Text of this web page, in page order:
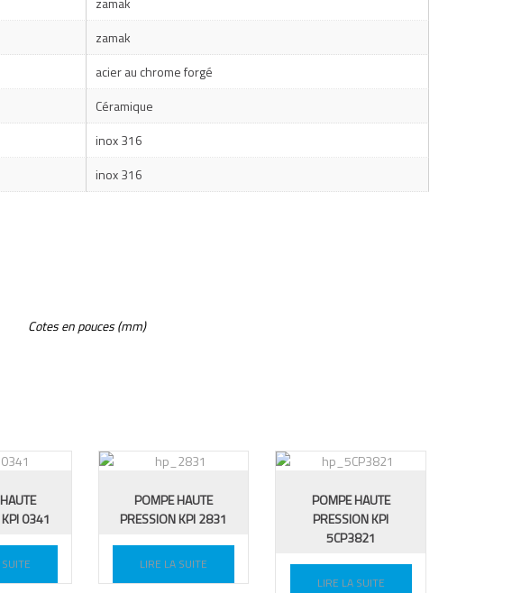
zamak
acier au chrome forgé
Céramique
inox 316
inox 316
Cotes en pouces (mm)
0341
POMPE HAUTE
PRESSION KPI 2831
LIRE LA SUITE
POMPE HAUTE
PRESSION KPI
5CP3821
LIRE LA SUITE